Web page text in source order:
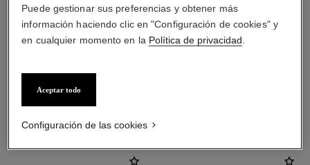
cierre
Cierre trasero con varilla para lóbulos perforados
DESCUBRA TAMBIÉN
Puede gestionar sus preferencias y obtener más
información haciendo clic en "Configuración de cookies" y
en cualquier momento en la Política de privacidad
Aceptar todo
Configuración de las cookies